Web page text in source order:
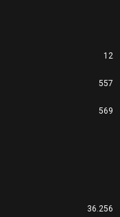
12
557
569
36.256